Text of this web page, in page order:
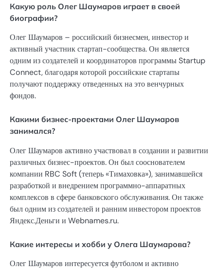
Какую роль Олег Шаумаров играет в своей
биографии?
Олег Шаумаров – российский бизнесмен, инвестор и
активный участник стартап-сообщества. Он является
одним из создателей и координаторов программы Startup
Connect, благодаря которой российские стартапы
получают поддержку отведенных на это венчурных
фондов.
Какими бизнес-проектами Олег Шаумаров
занимался?
Олег Шаумаров активно участвовал в создании и развитии
различных бизнес-проектов. Он был сооснователем
компании RBC Soft (теперь «Тимаховка»), занимавшейся
разработкой и внедрением программно-аппаратных
комплексов в сфере банковского обслуживания. Он также
был одним из создателей и ранним инвестором проектов
Яндекс.Деньги и Webnames.ru.
Какие интересы и хобби у Олега Шаумарова?
Олег Шаумаров интересуется футболом и активно